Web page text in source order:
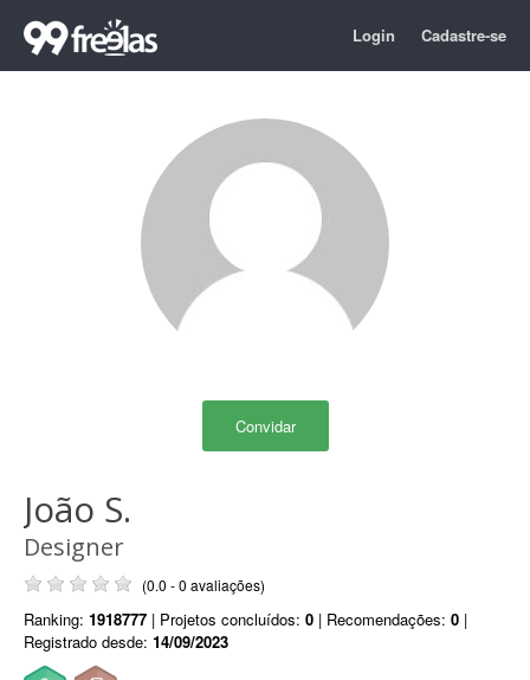
Login Cadastre-se
Convidar
João S.
Designer
(0.0 - 0 avaliações)
Ranking: 1918777 | Projetos concluídos: 0 | Recomendações: 0 |
Registrado desde: 14/09/2023